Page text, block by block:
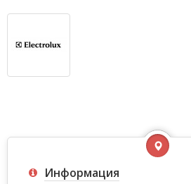
Информация